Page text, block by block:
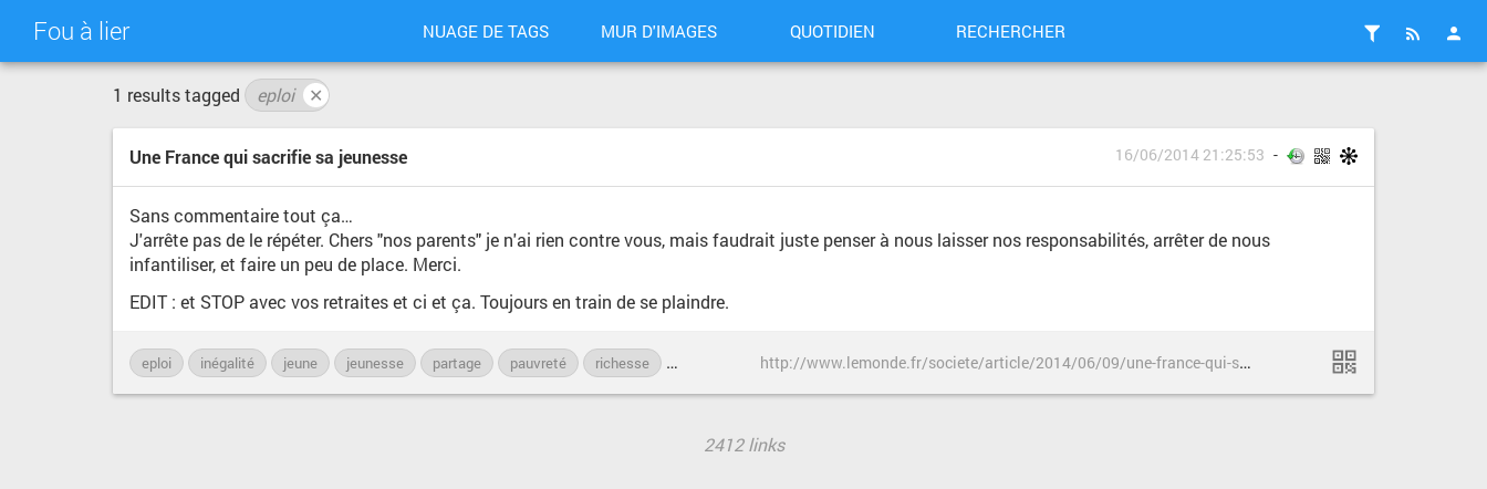
Fou à lier NUAGE DE TAGS MUR D'IMAGES QUOTIDIEN RECHERCHER
1 results tagged eploi ✕
Une France qui sacrifie sa jeunesse 16/06/2014 21:25:53
Sans commentaire tout ça…
J'arrête pas de le répéter. Chers "nos parents" je n'ai rien contre vous, mais faudrait juste penser à nous laisser nos responsabilités, arrêter de nous
infantiliser, et faire un peu de place. Merci.
EDIT : et STOP avec vos retraites et ci et ça. Toujours en train de se plaindre.
eploi inégalité jeune jeunesse partage pauvreté richesse travail vieux h
ttp://www.lemonde.fr/societe/article/2014/06/09/une-france-qui-sacrifie-sa-jeunesse_4434165_3224.html#no_mobile
2412 links